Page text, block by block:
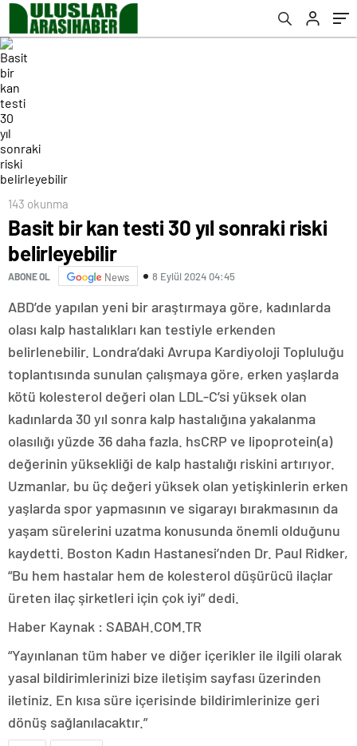
143 okunma
Basit bir kan testi 30 yıl sonraki riski
belirleyebilir
ABONE OL News 8 Eylül 2024 04:45
ABD’de yapılan yeni bir araştırmaya göre, kadınlarda
olası kalp hastalıkları kan testiyle erkenden
belirlenebilir. Londra’daki Avrupa Kardiyoloji Topluluğu
toplantısında sunulan çalışmaya göre, erken yaşlarda
kötü kolesterol değeri olan LDL-C’si yüksek olan
kadınlarda 30 yıl sonra kalp hastalığına yakalanma
olasılığı yüzde 36 daha fazla. hsCRP ve lipoprotein(a)
değerinin yüksekliği de kalp hastalığı riskini artırıyor.
Uzmanlar, bu üç değeri yüksek olan yetişkinlerin erken
yaşlarda spor yapmasının ve sigarayı bırakmasının da
yaşam sürelerini uzatma konusunda önemli olduğunu
kaydetti. Boston Kadın Hastanesi’nden Dr. Paul Ridker,
“Bu hem hastalar hem de kolesterol düşürücü ilaçlar
üreten ilaç şirketleri için çok iyi” dedi.
Haber Kaynak : SABAH.COM.TR
“Yayınlanan tüm haber ve diğer içerikler ile ilgili olarak
yasal bildirimlerinizi bize iletişim sayfası üzerinden
iletiniz. En kısa süre içerisinde bildirimlerinize geri
dönüş sağlanılacaktır.”